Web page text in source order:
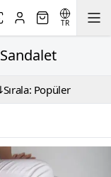
TR
Sırala: Popüler